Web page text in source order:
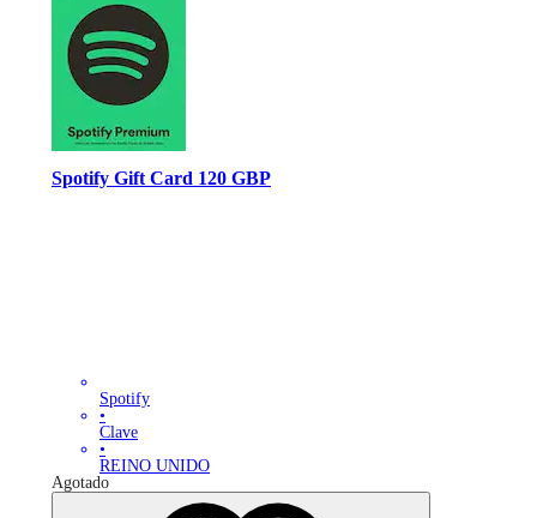
Spotify Gift Card 120 GBP
Spotify
•
Clave
•
REINO UNIDO
Agotado